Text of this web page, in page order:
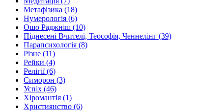
Метафізика (18)
Нумерологія (6)
Ошо Раджніш (10)
Піднесені Вчителі, Теософія, Ченнелінг (39)
Парапсихологія (8)
Різне (11)
Рейки (4)
Релігії (6)
Симорон (3)
Успіх (46)
Хіромантія (1)
Християнство (6)